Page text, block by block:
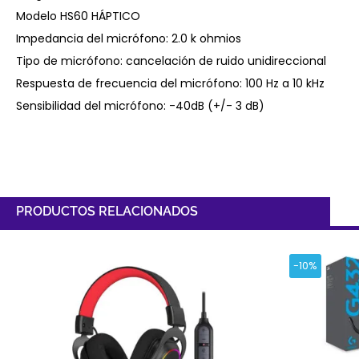
Modelo HS60 HÁPTICO
Impedancia del micrófono: 2.0 k ohmios
Tipo de micrófono: cancelación de ruido unidireccional
Respuesta de frecuencia del micrófono: 100 Hz a 10 kHz
Sensibilidad del micrófono: -40dB (+/- 3 dB)
PRODUCTOS RELACIONADOS
-10%